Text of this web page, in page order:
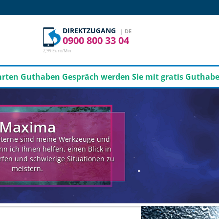
DIREKTZUGANG | DE
0900 800 33 04
2,99 Euro/Min
Gespräch werden Sie mit gratis Guthaben je
sind meine Werkzeuge und
ich Ihnen helfen, einen Blick in
und schwierige Situationen zu
meistern.